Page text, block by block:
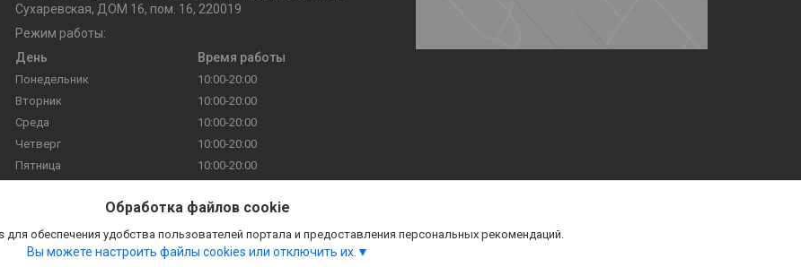
Сухаревская, ДОМ 16, пом. 16, 220019
Режим работы:
День
Время работы
Понедельник
10:00-20:00
Вторник
10:00-20:00
Среда
10:00-20:00
Четверг
10:00-20:00
Пятница
10:00-20:00
10:00-20:00
Обработка файлов cookie
обеспечения удобства пользователей портала и предоставления персональных рекомендаций.
Вы можете настроить файлы cookies или отключить их.